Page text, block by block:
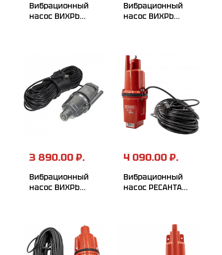
Вибрационный
насос ВИХРЬ
Вибрационный
насос ВИХРЬ
3 890.00 ₽.
Вибрационный
насос ВИХРЬ
4 090.00 ₽.
Вибрационный
насос РЕСАНТА